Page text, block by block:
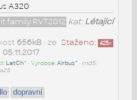
A320
kat:Létající
family RVT2012
Staženo: 425x
656kB• ze
05.11.2017
LatCh^ • Výrobce:Airbus^ • md5:
dopravní